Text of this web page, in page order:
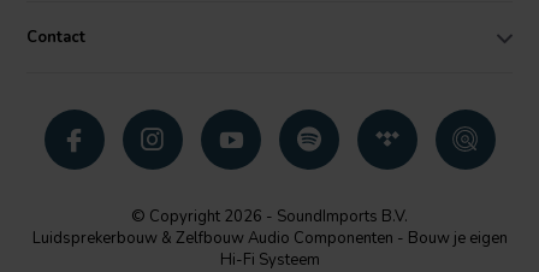
Contact
© Copyright 2026 - SoundImports B.V.
Luidsprekerbouw & Zelfbouw Audio Componenten - Bouw je eigen
Hi-Fi Systeem